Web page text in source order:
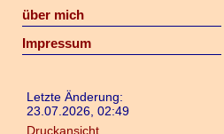
über mich
Impressum
Letzte Änderung:
23.07.2026, 02:49
Druckansicht